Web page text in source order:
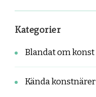
Kategorier
Blandat om konst
Kända konstnärer